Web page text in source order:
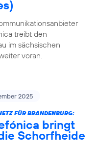
treibt den
im sächsischen
voran.
2025
FÜR BRANDENBURG:
bringt
Schorfheide